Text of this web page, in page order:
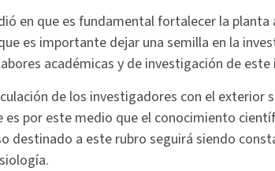
en que es fundamental fortalecer la
es importante dejar una semilla en la
académicas y de investigación de
de los investigadores con el exterior
por este medio que el conocimiento
destinado a este rubro seguirá siendo